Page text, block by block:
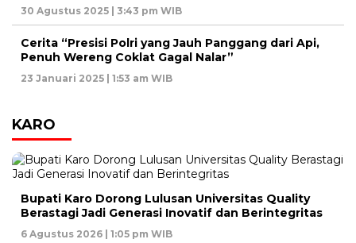
30 Agustus 2025 | 3:43 pm WIB
Cerita “Presisi Polri yang Jauh Panggang dari Api,
Penuh Wereng Coklat Gagal Nalar”
23 Januari 2025 | 1:53 am WIB
KARO
Bupati Karo Dorong Lulusan Universitas Quality
Berastagi Jadi Generasi Inovatif dan Berintegritas
6 Agustus 2026 | 1:05 pm WIB